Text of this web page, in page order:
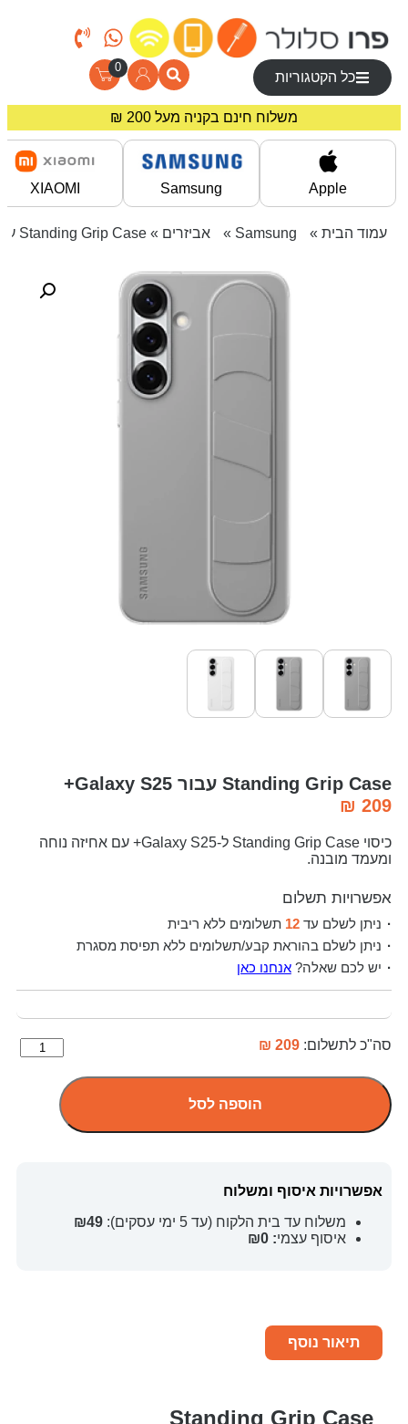
כל הקטגוריות
0
משלוח חינם בקניה מעל 200 ₪
מחירים מיוחדים לרוכשים באתר!
Apple
Samsung
XIAOMI
עמוד הבית »
Samsung
» אביזרים » Standing Grip Case עבור Galaxy S25+
Standing Grip Case עבור Galaxy S25+
₪ 209
כיסוי Standing Grip Case ל-Galaxy S25+ עם אחיזה נוחה
ומעמד מובנה.
אפשרויות תשלום
ניתן לשלם עד12 תשלומים ללא ריבית
ניתן לשלם בהוראת קבע/תשלומים ללא תפיסת מסגרת
יש לכם שאלה?אנחנו כאן
סה"כ לתשלום: 209 ₪
הוספה לסל
אפשרויות איסוף ומשלוח
משלוח עד בית הלקוח (עד 5 ימי עסקים):
איסוף עצמי: ₪0
תיאור נוסף
Standing Grip Case